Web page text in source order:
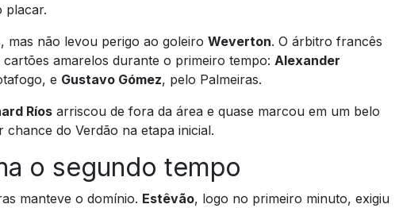
placar.
mas não levou perigo ao goleiro Weverton. O árbitro francês
amarelos durante o primeiro tempo: Alexander
e Gustavo Gómez, pelo Palmeiras.
Ríos arriscou de fora da área e quase marcou em um belo
do Verdão na etapa inicial.
o segundo tempo
manteve o domínio. Estêvão, logo no primeiro minuto, exigiu